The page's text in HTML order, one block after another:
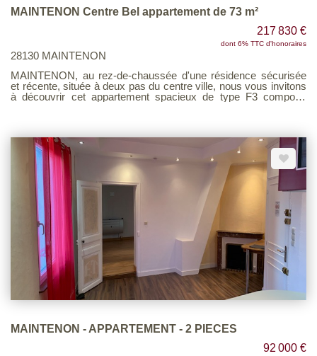
MAINTENON Centre Bel appartement de 73 m²
217 830 €
dont 6% TTC d'honoraires
28130 MAINTENON
MAINTENON, au rez-de-chaussée d'une résidence sécurisée
et récente, située à deux pas du centre ville, nous vous invitons
à découvrir cet appartement spacieux de type F3 composé
MAINTENON - APPARTEMENT - 2 PIECES
92 000 €